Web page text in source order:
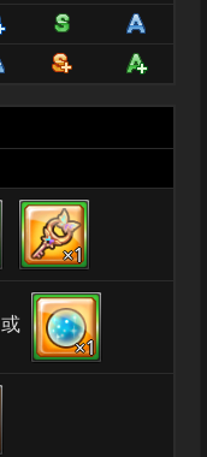
×1
或
×1